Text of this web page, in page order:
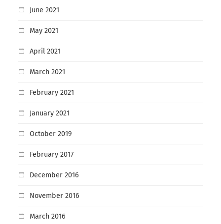
June 2021
May 2021
April 2021
March 2021
February 2021
January 2021
October 2019
February 2017
December 2016
November 2016
March 2016